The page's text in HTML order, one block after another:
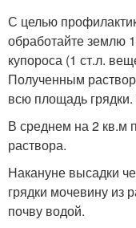
С целью
обработайте землю
купороса (1 ст.л.
Полученным
всю площадь
В среднем на 2 кв.м
раствора.
Накануне высадки
грядки мочевину из
почву водой.